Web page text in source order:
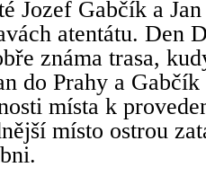
Jozef Gabčík a
atentátu. Den
známa trasa,
do Prahy a
místa k
místo ostrou